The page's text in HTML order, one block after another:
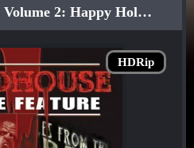
HDRip
Tales from the Grave, Volume 2: Happy Holidays (2005)